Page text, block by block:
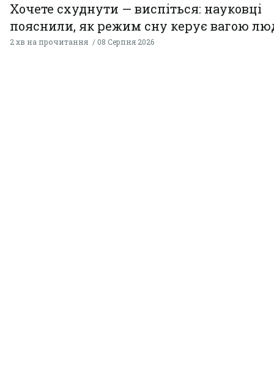
Хочете схуднути — виспіться: науковці
пояснили, як режим сну керує вагою
2 хв на прочитання 08 Серпня 2026